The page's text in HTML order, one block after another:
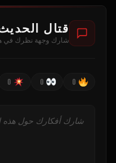
قتال
شارك وجهة نظرك في
0
0
0